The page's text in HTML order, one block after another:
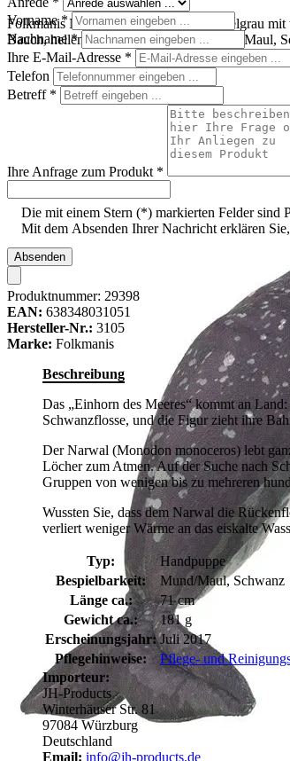
Folkmanis Narwal-Handpuppe in Dunkelgrau mit
Bauch, hellem Spiralhorn und geöffnetem Maul,
Vorname*
Nachname*
Ihre E-Mail-Adresse *
Telefon
Betreff *
Ihre Anfrage zum Produkt *
Die mit einem Stern (*) markierten Felder sind
Mit dem Absenden Ihrer Nachricht erklären
Absenden
Produktnummer: 29398
EAN: 638348031051
Hersteller-Nr.: 3105
Marke: Folkmanis
Beschreibung
Das „Einhorn des Meeres“ kommt an
Schwanzflosse, und die Figur zieht ihre
Der Narwal (Monodon monoceros) lebt
Löcher zum Atmen. Auf der Suche nach
Gruppen von wenigen bis zu mehreren
Wussten Sie, dass dem Narwal die
verliert weniger Wärme an das eiskalte
Typ:
Handpuppe
Bespielbarkeit:
Mund/Maul, Schwanz
Länge ca.:
71 cm
Gewicht ca.:
181 g
Erscheinungsjahr: Juli 2017
Pflegehinweise:
Pflege- und
Importeur:
JH-Products
Winterhäuser Str. 81
97084 Würzburg
Deutschland
Email: info@jh-products.de